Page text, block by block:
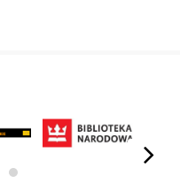
next